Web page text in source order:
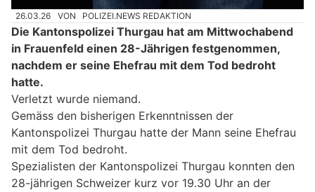
26.03.26 VON POLIZEI.NEWS REDAKTION
Die Kantonspolizei Thurgau hat am Mittwochabend
in Frauenfeld einen 28-Jährigen festgenommen,
nachdem er seine Ehefrau mit dem Tod bedroht
hatte.
Verletzt wurde niemand.
Gemäss den bisherigen Erkenntnissen der
Kantonspolizei Thurgau hatte der Mann seine Ehefrau
mit dem Tod bedroht.
Spezialisten der Kantonspolizei Thurgau konnten den
28-jährigen Schweizer kurz vor 19.30 Uhr an der